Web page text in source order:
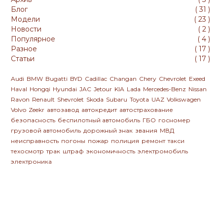
Блог
(31 )
Модели
( 23 )
Новости
( 2)
Популярное
( 4)
Разное
( 17 )
Статьи
( 17 )
Audi BMW Bugatti BYD Cadillac Changan Chery Chevrolet Exeed
Haval Hongqi Hyundai JAC Jetour KIA Lada Mercedes-Benz Nissan
Ravon Renault Shevrolet Skoda Subaru Toyota UAZ Volkswagen
Volvo Zeekr автозавод автокредит автострахование
безопасность беспилотный автомобиль ГБО госномер
грузовой автомобиль дорожный знак звания МВД
неисправность погоны пожар полиция ремонт такси
техосмотр трак штраф экономичность электромобиль
электроника